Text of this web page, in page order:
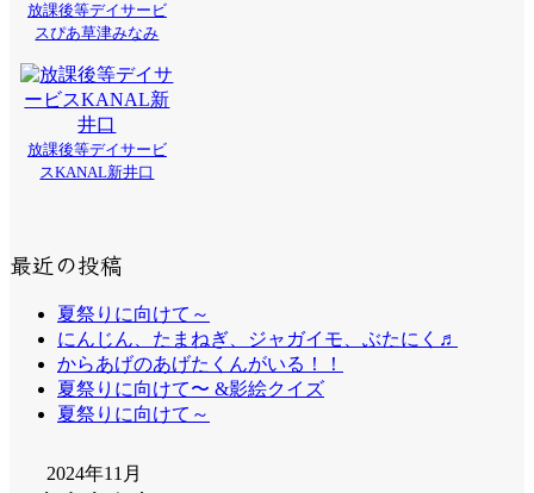
放課後等デイサービ
スぴあ草津みなみ
放課後等デイサービ
スKANAL新井口
最近の投稿
夏祭りに向けて～
にんじん、たまねぎ、ジャガイモ、ぶたにく♬
からあげのあげたくんがいる！！
夏祭りに向けて〜 &影絵クイズ
夏祭りに向けて～
2024年11月